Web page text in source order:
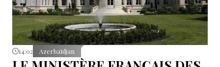
14:02 Azerbaïdjan